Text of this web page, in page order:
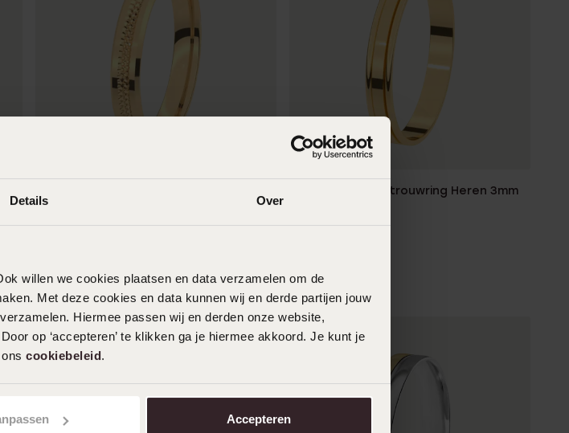
Details Over
willen we cookies plaatsen en data verzamelen om de
Met deze cookies en data kunnen wij en derde partijen jouw
Hiermee passen wij en derden onze website,
op ‘accepteren’ te klikken ga je hiermee akkoord. Je kunt je
cookiebeleid.
Accepteren
Viola
164999
14K geelgouden trouwring Heren 3mm
99999
2e gratis